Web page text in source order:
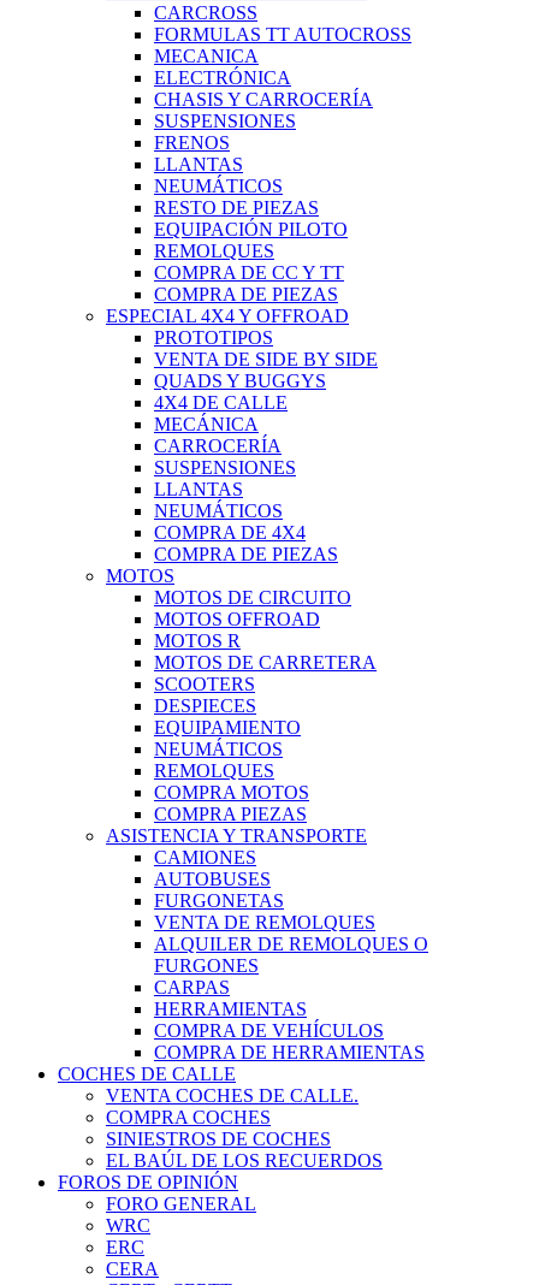
CARCROSS
FORMULAS TT AUTOCROSS
MECANICA
ELECTRÓNICA
CHASIS Y CARROCERÍA
SUSPENSIONES
FRENOS
LLANTAS
NEUMÁTICOS
RESTO DE PIEZAS
EQUIPACIÓN PILOTO
REMOLQUES
COMPRA DE CC Y TT
COMPRA DE PIEZAS
ESPECIAL 4X4 Y OFFROAD
PROTOTIPOS
VENTA DE SIDE BY SIDE
QUADS Y BUGGYS
4X4 DE CALLE
MECÁNICA
CARROCERÍA
SUSPENSIONES
LLANTAS
NEUMÁTICOS
COMPRA DE 4X4
COMPRA DE PIEZAS
MOTOS
MOTOS DE CIRCUITO
MOTOS OFFROAD
MOTOS R
MOTOS DE CARRETERA
SCOOTERS
DESPIECES
EQUIPAMIENTO
NEUMÁTICOS
REMOLQUES
COMPRA MOTOS
COMPRA PIEZAS
ASISTENCIA Y TRANSPORTE
CAMIONES
AUTOBUSES
FURGONETAS
VENTA DE REMOLQUES
ALQUILER DE REMOLQUES O
FURGONES
CARPAS
HERRAMIENTAS
COMPRA DE VEHÍCULOS
COMPRA DE HERRAMIENTAS
COCHES DE CALLE
VENTA COCHES DE CALLE.
COMPRA COCHES
SINIESTROS DE COCHES
EL BAÚL DE LOS RECUERDOS
FOROS DE OPINIÓN
FORO GENERAL
WRC
ERC
CERA